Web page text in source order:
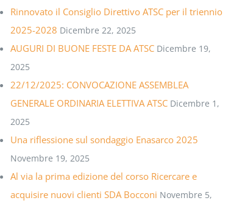
Rinnovato il Consiglio Direttivo ATSC per il triennio
2025-2028 Dicembre 22, 2025
AUGURI DI BUONE FESTE DA ATSC Dicembre 19,
2025
22/12/2025: CONVOCAZIONE ASSEMBLEA
GENERALE ORDINARIA ELETTIVA ATSC Dicembre 1,
2025
Una riflessione sul sondaggio Enasarco 2025
Novembre 19, 2025
Al via la prima edizione del corso Ricercare e
acquisire nuovi clienti SDA Bocconi Novembre 5,